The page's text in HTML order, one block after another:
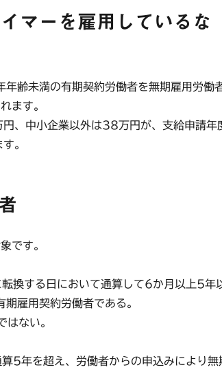
マーを雇用しているな
齢未満の有期契約労働者を無期雇用労働
ます。
、中小企業以外は38万円が、支給申請年
。
です。
換する日において通算して6か月以上5年
雇用契約労働者である。
ない。
5年を超え、労働者からの申込みにより無